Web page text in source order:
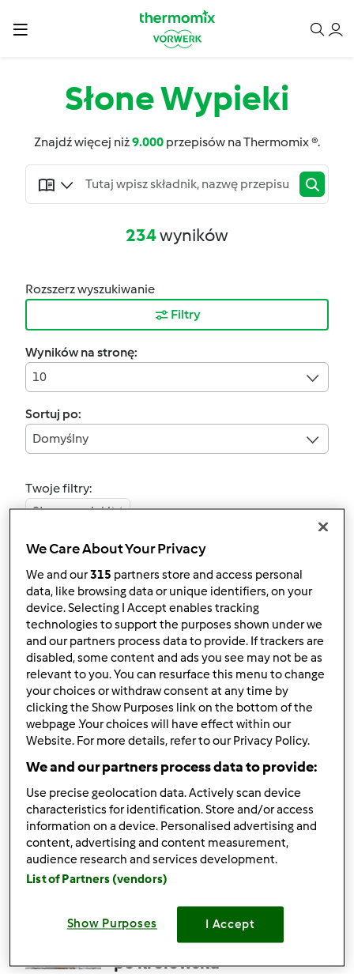
Słone Wypieki
Znajdź więcej niż9.000 przepisów na Thermomix ®.
234wyników
Rozszerz wyszukiwanie
Filtry
Wyników na stronę:
10
Sortuj po:
Domyślny
Twoje filtry:
Słone wypieki
Wyczyść
5.0(10)
Świąteczne ciasteczka
do barszczu
przezGość
14 7 Łatwy 0 18min
5.0(9)
Drożdżówki różane
przezGość
15 19 Łatwy 12 1h 15min
Wielkanocny pasztet
po królewsku
We Care About Your Privacy
We and our315 partners store and access personal
data, like browsing data or unique identifiers, on your
device. Selecting I Accept enables tracking
technologies to support the purposes shown under we
and our partners process data to provide. If trackers are
disabled, some content and ads you see may not be as
relevant to you. You can resurface this menu to change
your choices or withdraw consent at any time by
clicking the Show Purposes link on the bottom of the
webpage .Your choices will have effect within our
Website. For more details, refer to our Privacy Policy.
We and our partners process data to provide:
Use precise geolocation data. Actively scan device
characteristics for identification. Store and/or access
information on a device. Personalised advertising and
content, advertising and content measurement,
audience research and services development.
List of Partners (vendors)
Show Purposes I Accept